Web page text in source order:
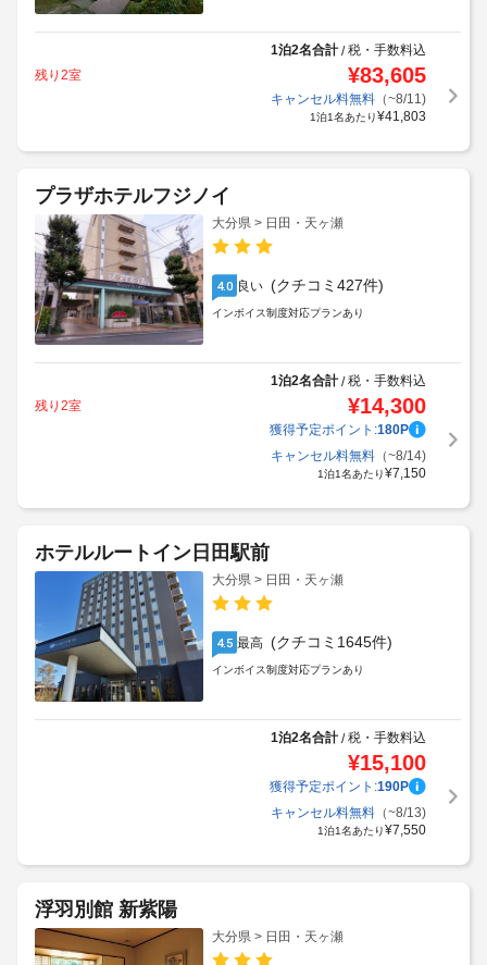
1泊2名合計/税・手数料込
残り2室
¥83,605
キャンセル料無料（~8/11)
1泊1名あたり¥41,803
プラザホテルフジノイ
大分県 > 日田・天ヶ瀬
4.0 良い (クチコミ427件)
インボイス制度対応プランあり
1泊2名合計/税・手数料込
残り2室
¥14,300
獲得予定ポイント:180P
キャンセル料無料（~8/14)
1泊1名あたり¥7,150
ホテルルートイン日田駅前
大分県 > 日田・天ヶ瀬
4.5 最高 (クチコミ1645件)
インボイス制度対応プランあり
1泊2名合計/税・手数料込
¥15,100
獲得予定ポイント:190P
キャンセル料無料（~8/13)
1泊1名あたり¥7,550
浮羽別館 新紫陽
大分県 > 日田・天ヶ瀬